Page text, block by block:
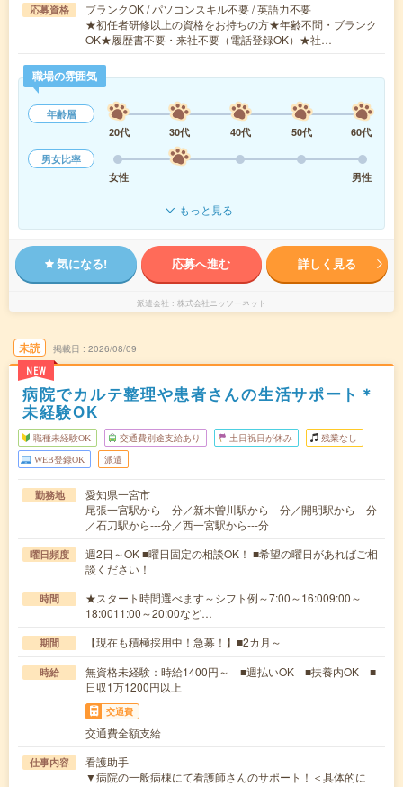
応募資格
ブランクOK / パソコンスキル不要 / 英語力不要
★初任者研修以上の資格をお持ちの方★年齢不問・ブランク
OK★履歴書不要・来社不要（電話登録OK）★社…
職場の雰囲気
年齢層
20代
30代 40代 50代
60代
男女比率
女性
男性
もっと見る
気になる! 応募へ進む 詳しく見る
派遣会社 株式会社ニッソーネット
未読
NEW
掲載日 2026/08/09
病院でカルテ整理や患者さんの生活サポート＊
未経験OK
職種未経験OK 交通費別途支給あり 土日祝日が休み 残業なし
WEB登録OK 派遣
勤務地
愛知県一宮市
尾張一宮駅から---分／新木曽川駅から---分／開明駅から---分
／石刀駅から---分／西一宮駅から---分
曜日頻度
週2日～OK ■曜日固定の相談OK！ ■希望の曜日があればご相
談ください！
時間
★スタート時間選べます～シフト例～7:00～16:009:00～
18:0011:00～20:00など…
期間 【現在も積極採用中！急募！】■2カ月～
時給
無資格未経験：時給1400円～ ■週払いOK ■扶養内OK ■
日収1万1200円以上
交通費
交通費全額支給
仕事内容
看護助手
▼病院の一般病棟にて看護師さんのサポート！＜具体的に